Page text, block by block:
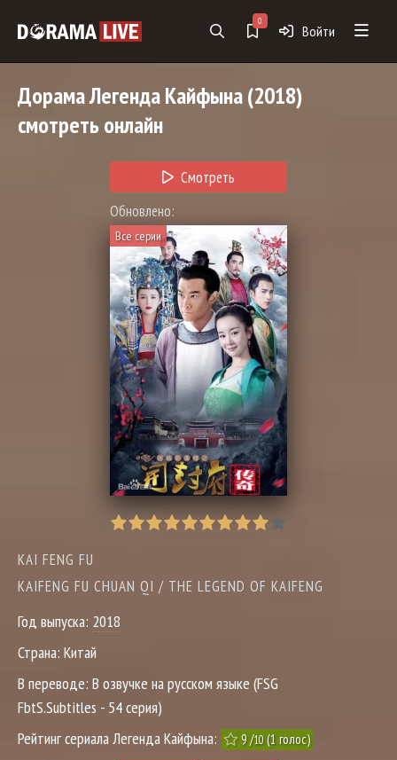
0
Войти
ДорамаЛегенда Кайфына(2018)
смотреть онлайн
Смотреть
Обновлено:
Все серии
KAI FENG FU
KAIFENG FU CHUAN QI / THE LEGEND OF KAIFENG
Год выпуска: 2018
Страна: Китай
В переводе: В озвучке на русском языке (FSG
FbtS.Subtitles - 54 серия)
Рейтинг сериала Легенда Кайфына:
9/10(1 голос)